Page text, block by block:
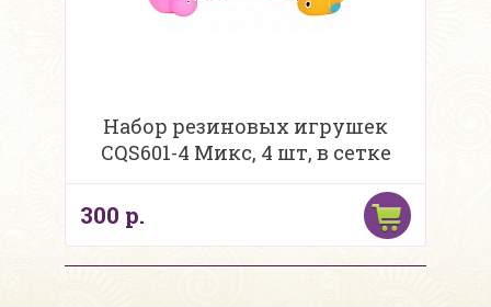
Набор резиновых игрушек
CQS601-4 Микс, 4 шт, в сетке
300 р.